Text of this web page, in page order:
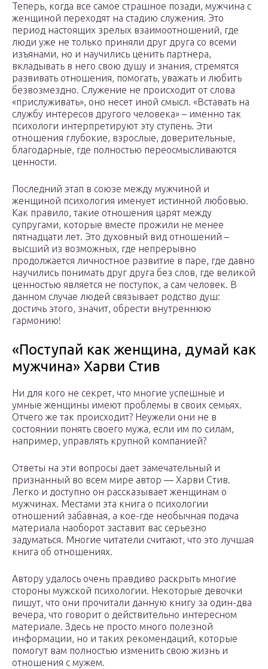
Теперь, когда все самое страшное позади, мужчина с
женщиной переходят на стадию служения. Это
период настоящих зрелых взаимоотношений, где
люди уже не только приняли друг друга со всеми
изъянами, но и научились ценить партнера,
вкладывать в него свою душу и знания, стремятся
развивать отношения, помогать, уважать и любить
безвозмездно. Служение не происходит от слова
«прислуживать», оно несет иной смысл. «Вставать на
службу интересов другого человека» – именно так
психологи интерпретируют эту ступень. Эти
отношения глубокие, взрослые, доверительные,
благодарные, где полностью переосмысливаются
ценности.
Последний этап в союзе между мужчиной и
женщиной психология именует истинной любовью.
Как правило, такие отношения царят между
супругами, которые вместе прожили не менее
пятнадцати лет. Это духовный вид отношений –
высший из возможных, где непрерывно
продолжается личностное развитие в паре, где давно
научились понимать друг друга без слов, где великой
ценностью является не поступок, а сам человек. В
данном случае людей связывает родство душ:
достичь этого, значит, обрести внутреннюю
гармонию!
«Поступай как женщина, думай как
мужчина» Харви Стив
Ни для кого не секрет, что многие успешные и
умные женщины имеют проблемы в своих семьях.
Отчего же так происходит? Неужели они не в
состоянии понять своего мужа, если им по силам,
например, управлять крупной компанией?
Ответы на эти вопросы дает замечательный и
признанный во всем мире автор — Харви Стив.
Легко и доступно он рассказывает женщинам о
мужчинах. Местами эта книга о психологии
отношений забавная, а кое-где необычная подача
материала наоборот заставит вас серьезно
задуматься. Многие читатели считают, что это лучшая
книга об отношениях.
Автору удалось очень правдиво раскрыть многие
стороны мужской психологии. Некоторые девочки
пишут, что они прочитали данную книгу за один-два
вечера, что говорит о действительно интересном
материале. Здесь не просто много полезной
информации, но и таких рекомендаций, которые
помогут вам полностью изменить свою жизнь и
отношения с мужем.